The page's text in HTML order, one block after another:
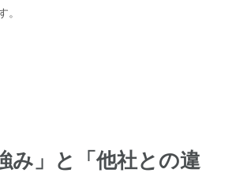
。
み」と「他社との違